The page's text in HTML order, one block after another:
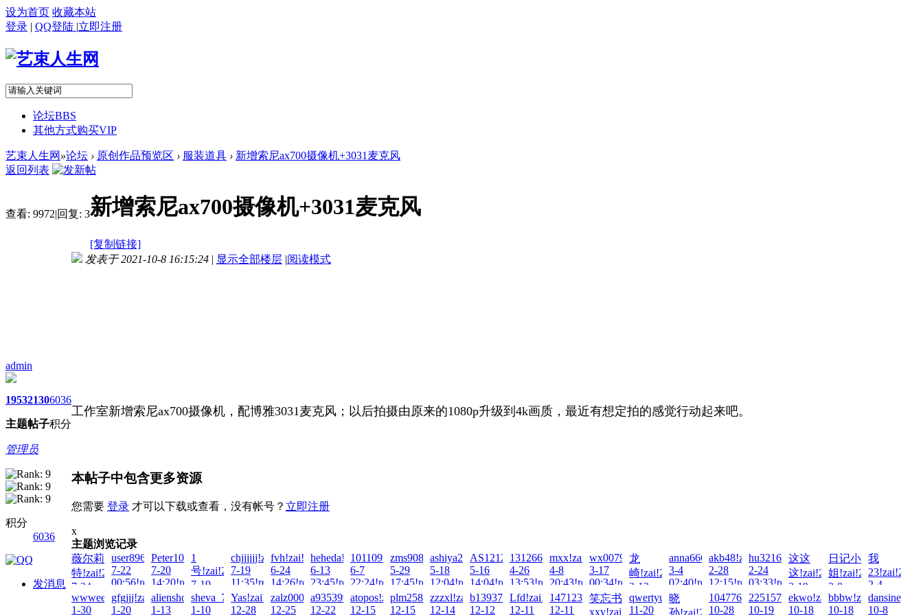
设为首页 收藏本站
登录 | QQ登陆 |立即注册
论坛BBS
其他方式购买VIP
艺束人生网 »论坛 › 原创作品预览区 › 服装道具 › 新增索尼ax700摄像机+3031麦克风
返回列表
查看: 9972|回复: 3新增索尼ax700摄像机+3031麦克风
[复制链接]
admin
1953
主题
2130
帖子
6036
积分
管理员
积分
6036
发消息
发表于 2021-10-8 16:15:24 | 显示全部楼层 |阅读模式
工作室新增索尼ax700摄像机，配博雅3031麦克风；以后拍摄由原来的1080p升级到4k画质，最近有想定拍的感觉行动起来吧。
本帖子中包含更多资源
您需要 登录 才可以下载或查看，没有帐号？ 立即注册
x
主题浏览记录
薇尔莉
特!zai!2026-
7-24
00:54!read!
user8963!zai!2026-
7-22
00:56!read!
Peter100713!zai!2026-
7-20
14:20!read!
1
号!zai!2026-
7-19
13:33!read!
chjjjjjj!zai!2026-
7-19
11:35!read!
fvh!zai!2026-
6-24
14:26!read!
heheda!zai!2026-
6-13
23:45!read!
101109tt!zai!2026-
6-7
22:24!read!
zms908769129!zai!2026-
5-29
17:45!read!
ashiya2018!zai!2026-
5-18
12:04!read!
AS1212!zai!2026-
5-16
14:04!read!
13126692505!zai!2026-
4-26
13:53!read!
mxx!zai!2026-
4-8
20:43!read!
wx007911!zai!2026-
3-17
00:34!read!
龙
崎!zai!2026-
3-12
00:55!read!
anna666888!zai!2026-
3-4
02:40!read!
akb48!zai!2026-
2-28
12:15!read!
hu321644451!zai!2026-
2-24
03:33!read!
这这
这!zai!2026-
2-19
19:49!read!
日记小
姐!zai!2026-
2-8
17:06!read!
我
23!zai!2026-
2-4
01:36!read!
wwweeeiii!zai!2026-
1-30
gfgjjj!zai!2026-
1-20
alienshooter!zai!2026-
1-13
sheva_7!zai!2026-
1-10
Yas!zai!2025-
12-28
zalz000!zai!2025-
12-25
a935399479!zai!2025-
12-22
atopos!zai!2025-
12-15
plm258!zai!2025-
12-15
zzzxl!zai!2025-
12-14
b1393757660!zai!2025-
12-12
Lfd!zai!2025-
12-11
147123456!zai!2025-
12-11
笑忘书
xxy!zai!2025-
qwertyuiop100!zai!2025-
11-20
晓
1047762806!zai!2025-
10-28
2251574780!zai!2025-
10-19
ekwo!zai!2025-
10-18
bbbw!zai!2025-
10-18
10-8